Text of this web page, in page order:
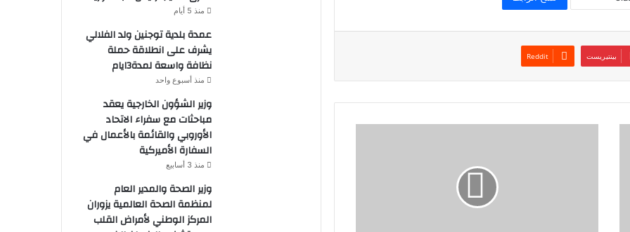
بينتيريست
منذ 5 أيام
عمدة بلدية توجنين ولد الفلالي
يشرف على انطلاقة حملة
نظافة واسعة لمدة3ايام
منذ أسبوع واحد
وزير الشؤون الخارجية يعقد
مباحثات مع سفراء الاتحاد
الأوروبي والقائمة بالأعمال في
السفارة الأميركية
منذ 3 أسابيع
وزير الصحة والمدير العام
لمنظمة الصحة العالمية يزوران
المركز الوطني لأمراض القلب